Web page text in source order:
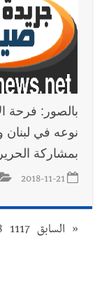
بالصور: فرحة
نوعه في
بمشاركة
2018-11-21
« السابق 1117